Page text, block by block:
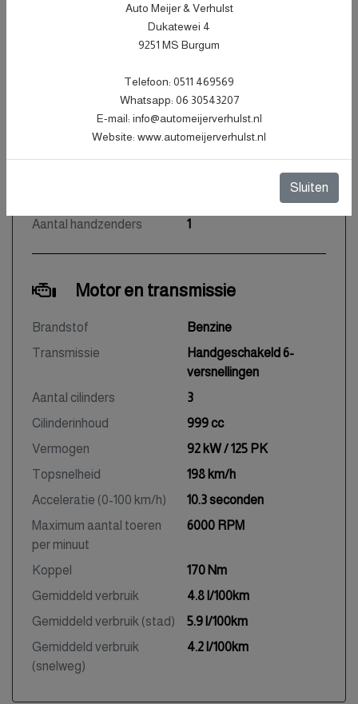
Blauw Metallic
Stof
5
Aantal zitplaatsen
5
1283 kg
€ 199 - 217 per kwartaal
Aantal handzenders
1
Motor en transmissie
Brandstof
Benzine
Transmissie
Handgeschakeld 6-
versnellingen
Aantal cilinders
3
Cilinderinhoud
999 cc
Vermogen
92 kW / 125 PK
Topsnelheid
198 km/h
Acceleratie (0-100 km/h)
10.3 seconden
Maximum aantal toeren
per minuut
6000 RPM
Koppel
170 Nm
Gemiddeld verbruik
4.8 l/100km
Gemiddeld verbruik (stad)
5.9 l/100km
Gemiddeld verbruik
(snelweg)
4.2 l/100km
Auto Meijer & Verhulst
Dukatewei 4
9251 MS Burgum
Telefoon: 0511 469569
Whatsapp: 06 30543207
E-mail: info@automeijerverhulst.nl
Website: www.automeijerverhulst.nl
Sluiten